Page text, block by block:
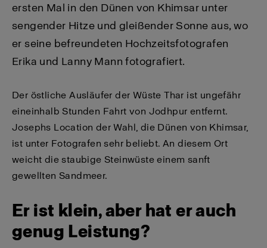
ersten Mal in den Dünen von Khimsar unter
sengender Hitze und gleißender Sonne aus, wo
er seine befreundeten Hochzeitsfotografen
Erika und Lanny Mann fotografiert.
Der östliche Ausläufer der Wüste Thar ist ungefähr
eineinhalb Stunden Fahrt von Jodhpur entfernt.
Josephs Location der Wahl, die Dünen von Khimsar,
ist unter Fotografen sehr beliebt. An diesem Ort
weicht die staubige Steinwüste einem sanft
gewellten Sandmeer.
Er ist klein, aber hat er auch
genug Leistung?